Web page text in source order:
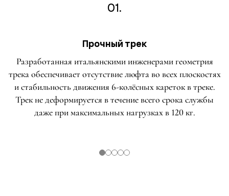
01.
Прочный трек
Разработанная итальянскими инженерами геометрия
трека обеспечивает отсутствие люфта во всех плоскостях
и стабильность движения 6-колёсных кареток в треке.
Трек не деформируется в течение всего срока службы
даже при максимальных нагрузках в 120 кг.